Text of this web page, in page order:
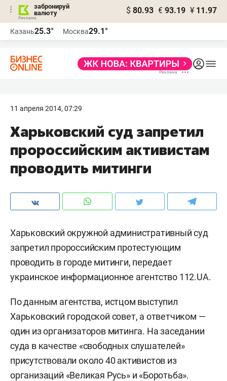
забронируй
валюту
$ 80.93 € 93.19 ¥ 11.97
Казань25.3° Москва29.1°
11 апреля 2014, 07:29
Харьковский суд запретил
пророссийским активистам
проводить митинги
Харьковский окружной административный суд
запретил пророссийским протестующим
проводить в городе митинги, передает
украинское информационное агентство 112.UA.
По данным агентства, истцом выступил
Харьковский городской совет, а ответчиком —
один из организаторов митинга. На заседании
суда в качестве «свободных слушателей»
присутствовали около 40 активистов из
организаций «Великая Русь» и «Боротьба».